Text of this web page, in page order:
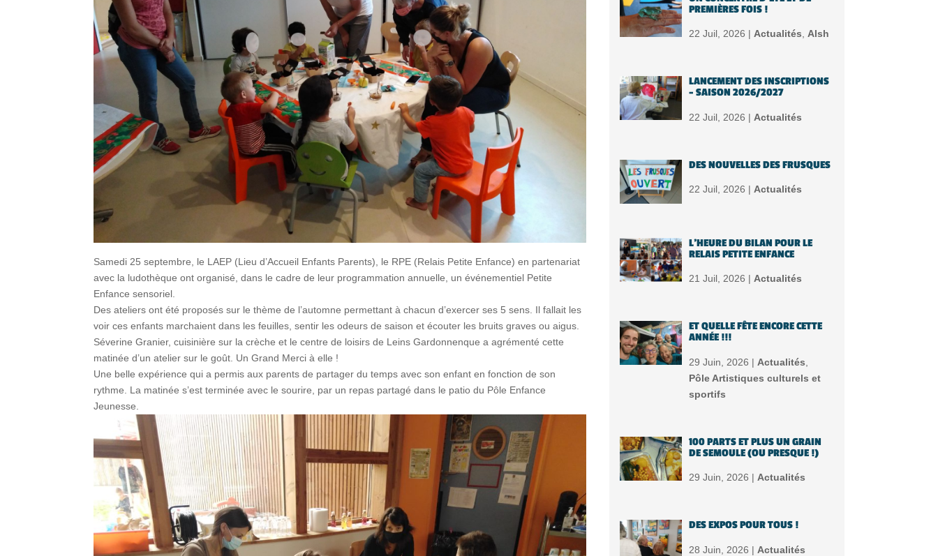
Samedi 25 septembre, le LAEP (Lieu d’Accueil Enfants Parents), le RPE (Relais Petite Enfance) en partenariat
avec la ludothèque ont organisé, dans le cadre de leur programmation annuelle, un événementiel Petite
Enfance sensoriel.
Des ateliers ont été proposés sur le thème de l’automne permettant à chacun d’exercer ses 5 sens. Il fallait les
voir ces enfants marchaient dans les feuilles, sentir les odeurs de saison et écouter les bruits graves ou aigus.
Séverine Granier, cuisinière sur la crèche et le centre de loisirs de Leins Gardonnenque a agrémenté cette
matinée d’un atelier sur le goût. Un Grand Merci à elle !
Une belle expérience qui a permis aux parents de partager du temps avec son enfant en fonction de son
rythme. La matinée s’est terminée avec le sourire, par un repas partagé dans le patio du Pôle Enfance
Jeunesse.
PREMIÈRES FOIS !
22 Juil, 2026 | Actualités, Alsh
LANCEMENT DES INSCRIPTIONS
– SAISON 2026/2027
22 Juil, 2026 | Actualités
DES NOUVELLES DES FRUSQUES
22 Juil, 2026 | Actualités
L’HEURE DU BILAN POUR LE
RELAIS PETITE ENFANCE
21 Juil, 2026 | Actualités
ET QUELLE FÊTE ENCORE CETTE
ANNÉE !!!
29 Juin, 2026 | Actualités
Pôle Artistiques culturels et
sportifs
100 PARTS ET PLUS UN GRAIN
DE SEMOULE (OU PRESQUE !)
29 Juin, 2026 | Actualités
DES EXPOS POUR TOUS !
28 Juin, 2026 | Actualités